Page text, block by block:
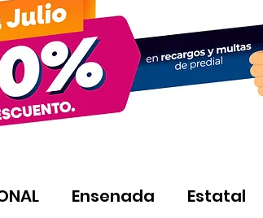
Ensenada Estatal